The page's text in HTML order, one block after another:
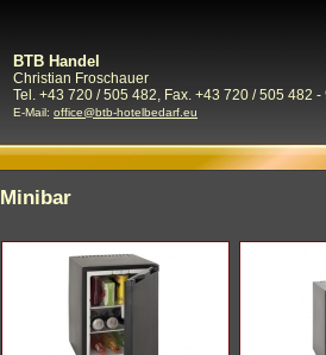
BTB Handel
Christian Froschauer
Tel. +43 720 / 505 482, Fax. +43 720 / 505 482 -
E-Mail: office@btb-hotelbedarf.eu
Minibar